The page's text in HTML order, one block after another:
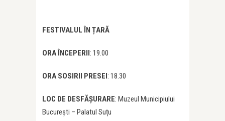
FESTIVALUL ÎN ȚARĂ
ORA ÎNCEPERII: 19.00
ORA SOSIRII PRESEI: 18.30
LOC DE DESFĂȘURARE: Muzeul Municipiului
București – Palatul Suțu